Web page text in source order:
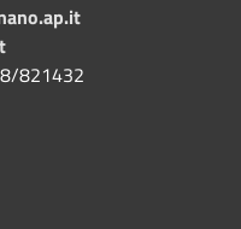
821432